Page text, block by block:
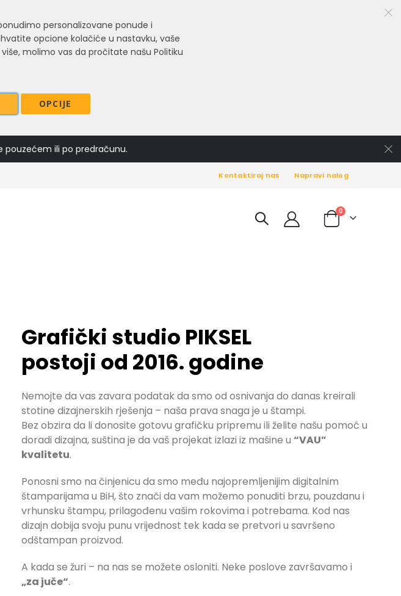
personalizovane ponude i
opcione kolačiće u nastavku, vaše
molimo vas da pročitate našu Politiku
OPCIJE
pouzećem ili po predračunu.
Kontaktiraj nas Napravi nalog
Cart
0items
Grafički studio PIKSEL
postoji od 2016. godine
Nemojte da vas zavara podatak da smo od osnivanja do danas kreirali
stotine dizajnerskih rješenja – naša prava snaga je u štampi.
Bez obzira da li donosite gotovu grafičku pripremu ili želite našu pomoć u
doradi dizajna, suština je da vaš projekat izlazi iz mašine u “VAU”
kvalitetu.
Ponosni smo na činjenicu da smo među najopremljenijim digitalnim
štamparijama u BiH, što znači da vam možemo ponuditi brzu, pouzdanu i
vrhunsku štampu, prilagođenu vašim rokovima i potrebama. Kod nas
dizajn dobija svoju punu vrijednost tek kada se pretvori u savršeno
odštampan proizvod.
A kada se žuri – na nas se možete osloniti. Neke poslove završavamo i
„za juče“.